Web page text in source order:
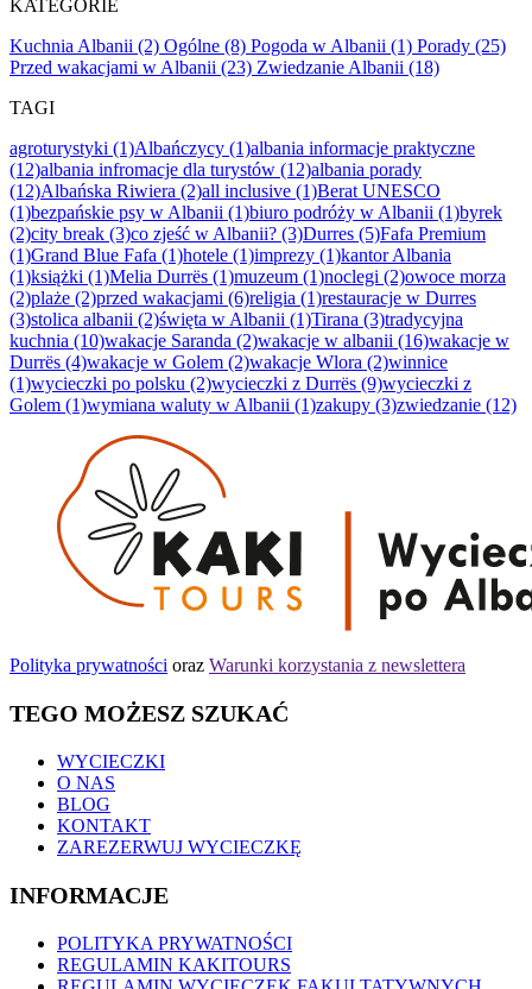
KATEGORIE
Kuchnia Albanii (2) Ogólne (8) Pogoda w Albanii (1) Porady (25)
Przed wakacjami w Albanii (23) Zwiedzanie Albanii (18)
TAGI
agroturystyki (1)Albańczycy (1)albania informacje praktyczne
(12)albania infromacje dla turystów (12)albania porady
(12)Albańska Riwiera (2)all inclusive (1)Berat UNESCO
(1)bezpańskie psy w Albanii (1)biuro podróży w Albanii (1)byrek
(2)city break (3)co zjeść w Albanii? (3)Durres (5)Fafa Premium
(1)Grand Blue Fafa (1)hotele (1)imprezy (1)kantor Albania
(1)książki (1)Melia Durrës (1)muzeum (1)noclegi (2)owoce morza
(2)plaże (2)przed wakacjami (6)religia (1)restauracje w Durres
(3)stolica albanii (2)święta w Albanii (1)Tirana (3)tradycyjna
kuchnia (10)wakacje Saranda (2)wakacje w albanii (16)wakacje w
Durrës (4)wakacje w Golem (2)wakacje Wlora (2)winnice
(1)wycieczki po polsku (2)wycieczki z Durrës (9)wycieczki z
Golem (1)wymiana waluty w Albanii (1)zakupy (3)zwiedzanie (12)
Polityka prywatności oraz Warunki korzystania z newslettera
TEGO MOŻESZ SZUKAĆ
WYCIECZKI
O NAS
BLOG
KONTAKT
ZAREZERWUJ WYCIECZKĘ
INFORMACJE
POLITYKA PRYWATNOŚCI
REGULAMIN KAKITOURS